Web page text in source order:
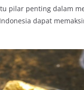
pilar penting dalam
dapat